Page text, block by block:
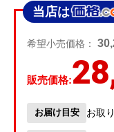
当店は
希望小売価格：
販売価格:
お届け目安 お取